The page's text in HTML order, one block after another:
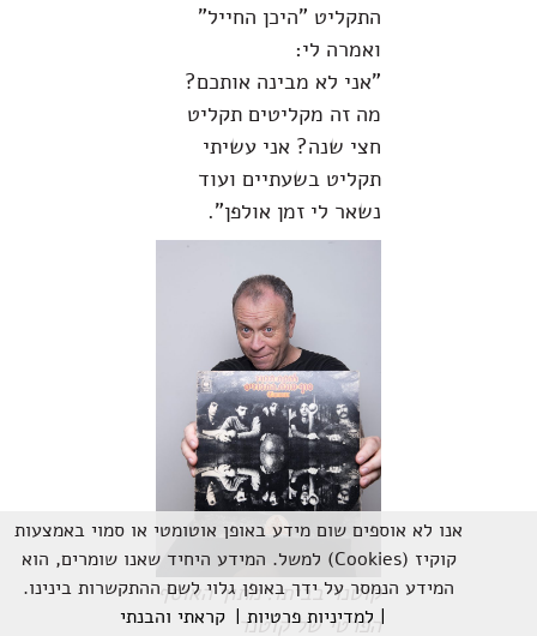
התקליט "היכן החייל"
ואמרה לי:
"אני לא מבינה אותכם?
מה זה מקליטים תקליט
חצי שנה? אני עשיתי
תקליט בשעתיים ועוד
נשאר לי זמן אולפן".
קוטנר בביתו. מתוך האוסף
הפרטי של קוטנר
אנו לא אוספים שום מידע באופן אוטומטי או סמוי באמצעות
קוקיז (Cookies) למשל. המידע היחיד שאנו שומרים, הוא
המידע הנמסר על ידך באופן גלוי לשם ההתקשרות בינינו.
| למדיניות פרטיות | קראתי והבנתי